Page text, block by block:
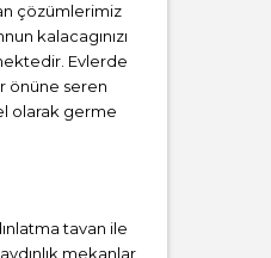
çözümlerimiz
kalacagınızı
Evlerde
önüne seren
olarak germe
tavan ile
mekanlar